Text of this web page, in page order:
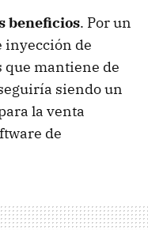
beneficios. Por un
inyección de
que mantiene de
siendo un
la venta
de